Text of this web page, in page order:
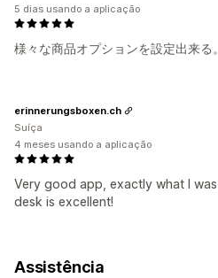
様々な商品オプションを設定出来る
5 dias usando a aplicação
Very good app, exactly what I
desk is excellent!
erinnerungsboxen.ch
Suíça
4 meses usando a aplicação
Assistência